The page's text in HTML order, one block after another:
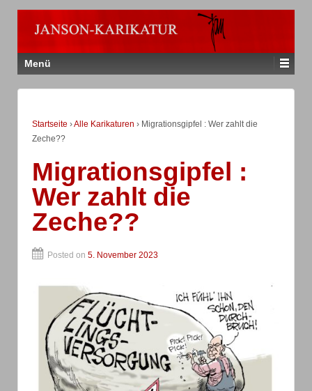
Menü
Startseite ›Alle Karikaturen › Migrationsgipfel : Wer zahlt die
Zeche??
Migrationsgipfel :
Wer zahlt die
Zeche??
Posted on 5. November 2023